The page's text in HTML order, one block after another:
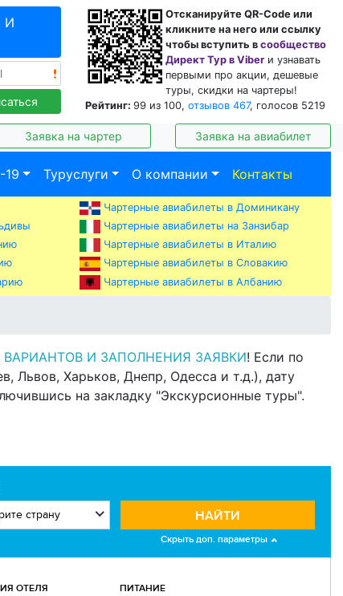
И
Отсканируйте QR-Code или
кликните на него или ссылку
чтобы вступить в сообщество
Директ Тур в Viber и узнавать
первыми про акции, дешевые
туры, скидки на чартеры!
Рейтинг: 99 из 100, отзывов 467, голосов 5219
Заявка на чартер Заявка на авиабилет
19 Туруслуги О компании Контакты
Чартерные авиабилеты в Доминикану
Чартерные авиабилеты на Занзибар
Чартерные авиабилеты в Италию
Чартерные авиабилеты в Словакию
Чартерные авиабилеты в Албанию
И ЗАПОЛНЕНИЯ ЗАЯВКИ! Если по
Львов, Харьков, Днепр, Одесса и т.д.), дату
на закладку "Экскурсионные туры".
НАЙТИ
Скрыть доп. параметры
ОТЕЛЯ ПИТАНИЕ